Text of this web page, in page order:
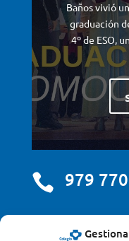
Baños vivió
graduación
4º de ESO,
 979